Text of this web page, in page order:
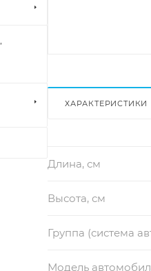
ХАРАКТЕРИСТИКИ
Длина, см
Высота, см
Группа (система
Модель